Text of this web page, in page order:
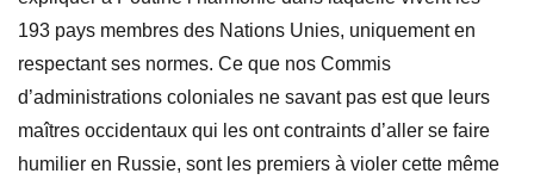
193 pays membres des Nations Unies, uniquement en
respectant ses normes. Ce que nos Commis
d’administrations coloniales ne savant pas est que leurs
maîtres occidentaux qui les ont contraints d’aller se faire
humilier en Russie, sont les premiers à violer cette même